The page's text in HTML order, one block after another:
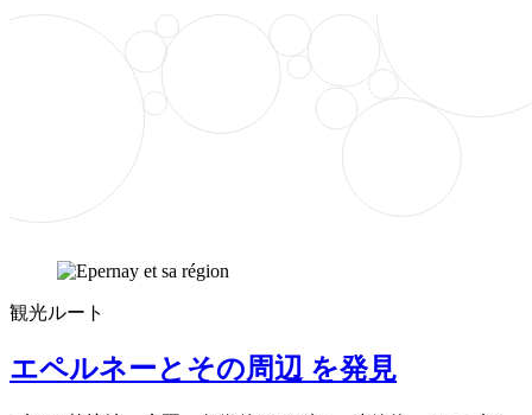
観光ルート
エペルネーとその周辺 を発見